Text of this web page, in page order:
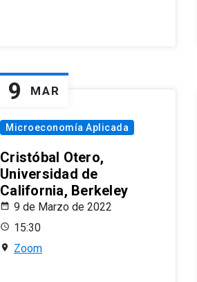
9 MAR
Microeconomía Aplicada
Cristóbal Otero,
Universidad de
California, Berkeley
9 de Marzo de 2022
15:30
Zoom